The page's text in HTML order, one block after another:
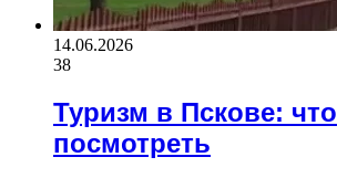
14.06.2026
38
Туризм в Пскове: что
посмотреть